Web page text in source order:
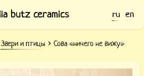
butz ceramics ru en
Звери и птицы Сова «ничего не вижу»